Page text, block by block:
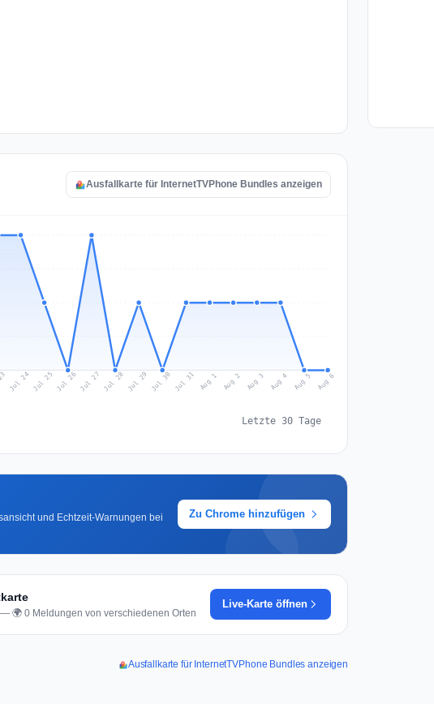
Ausfallkarte für InternetTVPhone Bundles anzeigen
Jul 24Jul 25 Jul 26Jul 27 Jul 28 Jul 29 Jul 30 Jul 31 Aug 1 Aug 2 Aug 3 Aug 4 Aug 5 Aug 6
Letzte 30 Tage
und Echtzeit-Warnungen bei
Zu Chrome hinzufügen
🌍 0 Meldungen von verschiedenen Orten
Live-Karte öffnen
Ausfallkarte für InternetTVPhone Bundles anzeigen